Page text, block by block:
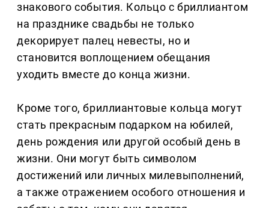
знакового события. Кольцо с бриллиантом
на празднике свадьбы не только
декорирует палец невесты, но и
становится воплощением обещания
уходить вместе до конца жизни.
Кроме того, бриллиантовые кольца могут
стать прекрасным подарком на юбилей,
день рождения или другой особый день в
жизни. Они могут быть символом
достижений или личных миле­выполнений,
а также отражением особого отношения и